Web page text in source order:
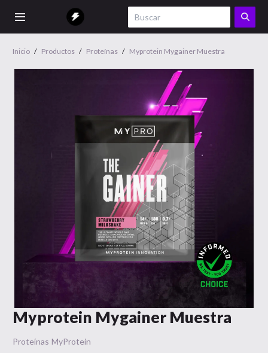
Inicio / Productos / Proteínas / Myprotein Mygainer Muestra
Myprotein Mygainer Muestra
Proteínas MyProtein